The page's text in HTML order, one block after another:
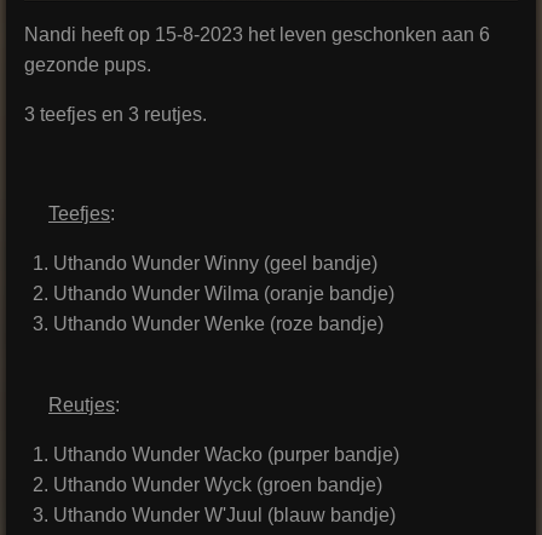
Nandi heeft op 15-8-2023 het leven geschonken aan 6
gezonde pups.
3 teefjes en 3 reutjes.
Teefjes:
Uthando Wunder Winny (geel bandje)
Uthando Wunder Wilma (oranje bandje)
Uthando Wunder Wenke (roze bandje)
Reutjes:
Uthando Wunder Wacko (purper bandje)
Uthando Wunder Wyck (groen bandje)
Uthando Wunder W'Juul (blauw bandje)